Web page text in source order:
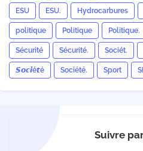
ESU ESU. Hydrocarbures
politique Politique Politique.
Sécurité Sécurité. Sociét.
𝙎𝙤𝙘𝙞é𝙩é Société. Sport
Suivre